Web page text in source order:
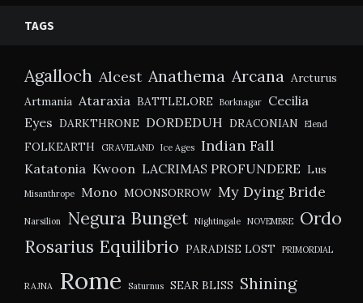
TAGS
Agalloch Alcest Anathema Arcana Arcturus
Artmania Ataraxia BATTLELORE Borknagar
Cecilia
Eyes DARKTHRONE DORDEDUH DRACONIAN Elend
FOLKEARTH GRAVELAND Ice Ages Indian Fall
Katatonia Kwoon LACRIMAS PROFUNDERE Lus
Misanthrope Mono MOONSORROW My Dying Bride
Narsilion Negura Bunget Nightingale NOVEMBRE
Ordo
Rosarius Equilibrio PARADISE LOST PRIMORDIAL
RAJNA Rome Saturnus SEAR BLISS Shining